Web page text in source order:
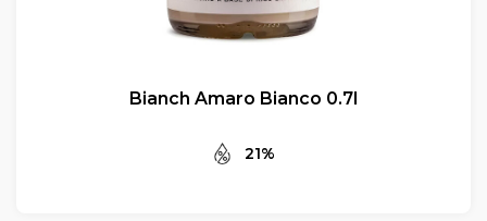
Bianch Amaro Bianco 0.7l
21%